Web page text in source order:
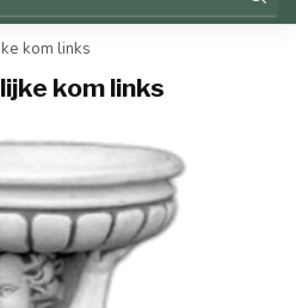
kom links
kom links